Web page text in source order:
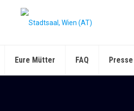
Eure Mütter FAQ Presse